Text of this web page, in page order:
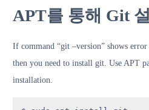
APT를 통해 Git
If command “git –version” shows
then you need to install git. Use APT
installation.